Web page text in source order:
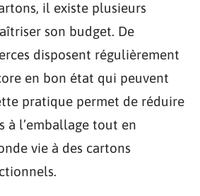
il existe plusieurs
son budget. De
disposent régulièrement
en bon état qui peuvent
pratique permet de réduire
à l’emballage tout en
vie à des cartons